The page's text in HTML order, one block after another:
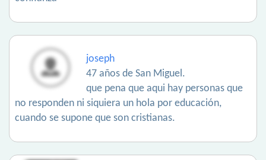
joseph
47 años de San Miguel.
que pena que aqui hay personas que
no responden ni siquiera un hola por educación,
cuando se supone que son cristianas.